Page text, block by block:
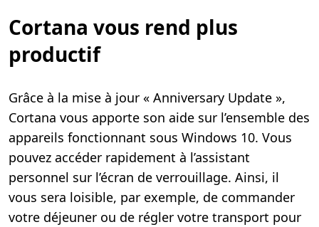
Cortana vous rend plus
productif
Grâce à la mise à jour « Anniversary Update »,
Cortana vous apporte son aide sur l’ensemble des
appareils fonctionnant sous Windows 10. Vous
pouvez accéder rapidement à l’assistant
personnel sur l’écran de verrouillage. Ainsi, il
vous sera loisible, par exemple, de commander
votre déjeuner ou de régler votre transport pour